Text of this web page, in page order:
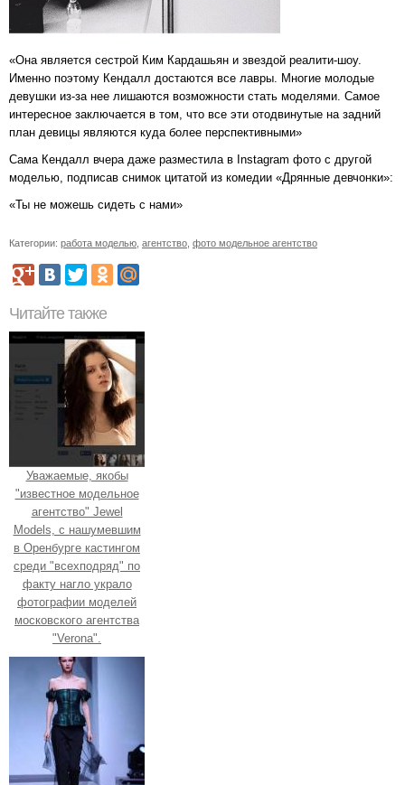
«Она является сестрой Ким Кардашьян и звездой реалити-шоу.
Именно поэтому Кендалл достаются все лавры. Многие молодые
девушки из-за нее лишаются возможности стать моделями. Самое
интересное заключается в том, что все эти отодвинутые на задний
план девицы являются куда более перспективными»
Сама Кендалл вчера даже разместила в Instagram фото с другой
моделью, подписав снимок цитатой из комедии «Дрянные девчонки»:
«Ты не можешь сидеть с нами»
Категории: работа моделью агентство фото модельное агентство
Читайте также
Уважаемые, якобы
"известное модельное
агентство" Jewel
Models, с нашумевшим
в Оренбурге кастингом
среди "всехподряд" по
факту нагло украло
фотографии моделей
московского агентства
"Verona".